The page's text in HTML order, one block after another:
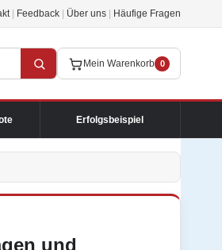
Feedback Über uns Häufige Fragen
Mein Warenkorb 0
Erfolgsbeispiel
und